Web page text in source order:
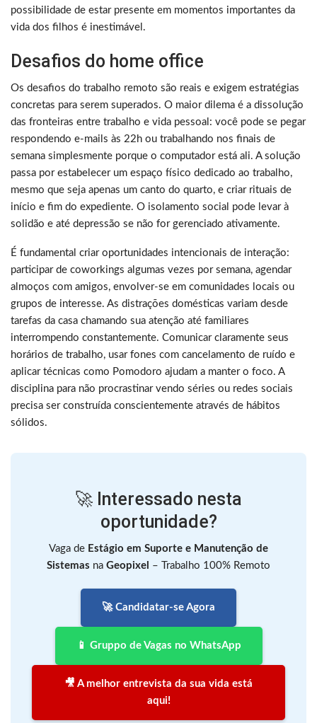
possibilidade de estar presente em momentos importantes da
vida dos filhos é inestimável.
Desafios do home office
Os desafios do trabalho remoto são reais e exigem estratégias
concretas para serem superados. O maior dilema é a dissolução
das fronteiras entre trabalho e vida pessoal: você pode se pegar
respondendo e-mails às 22h ou trabalhando nos finais de
semana simplesmente porque o computador está ali. A solução
passa por estabelecer um espaço físico dedicado ao trabalho,
mesmo que seja apenas um canto do quarto, e criar rituais de
início e fim do expediente. O isolamento social pode levar à
solidão e até depressão se não for gerenciado ativamente.
É fundamental criar oportunidades intencionais de interação:
participar de coworkings algumas vezes por semana, agendar
almoços com amigos, envolver-se em comunidades locais ou
grupos de interesse. As distrações domésticas variam desde
tarefas da casa chamando sua atenção até familiares
interrompendo constantemente. Comunicar claramente seus
horários de trabalho, usar fones com cancelamento de ruído e
aplicar técnicas como Pomodoro ajudam a manter o foco. A
disciplina para não procrastinar vendo séries ou redes sociais
precisa ser construída conscientemente através de hábitos
sólidos.
🚀 Interessado nesta
oportunidade?
Vaga de Estágio em Suporte e Manutenção de
Sistemas na Geopixel – Trabalho 100% Remoto
🚀 Candidatar-se Agora
📱 Gruppo de Vagas no WhatsApp
🎥 A melhor entrevista da sua vida está
aqui!